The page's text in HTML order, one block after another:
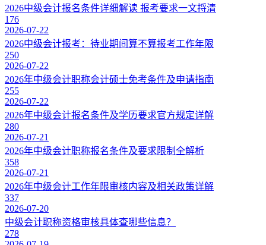
2026中级会计报名条件详细解读 报考要求一文捋清
176
2026-07-22
2026中级会计报考：待业期间算不算报考工作年限
250
2026-07-22
2026年中级会计职称会计硕士免考条件及申请指南
255
2026-07-22
2026年中级会计报名条件及学历要求官方规定详解
280
2026-07-21
2026年中级会计职称报名条件及要求限制全解析
358
2026-07-21
2026年中级会计工作年限审核内容及相关政策详解
337
2026-07-20
中级会计职称资格审核具体查哪些信息？
278